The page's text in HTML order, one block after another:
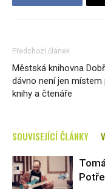
Předchozí článek
Městská knihovna
dávno není jen místem
knihy a čtenáře
SOUVISEJÍCÍ ČLÁNKY